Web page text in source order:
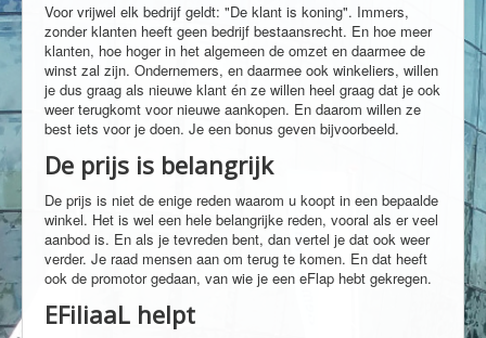
Voor vrijwel elk bedrijf geldt: "De klant is koning". Immers,
zonder klanten heeft geen bedrijf bestaansrecht. En hoe meer
klanten, hoe hoger in het algemeen de omzet en daarmee de
winst zal zijn. Ondernemers, en daarmee ook winkeliers, willen
je dus graag als nieuwe klant én ze willen heel graag dat je ook
weer terugkomt voor nieuwe aankopen. En daarom willen ze
best iets voor je doen. Je een bonus geven bijvoorbeeld.
De prijs is belangrijk
De prijs is niet de enige reden waarom u koopt in een bepaalde
winkel. Het is wel een hele belangrijke reden, vooral als er veel
aanbod is. En als je tevreden bent, dan vertel je dat ook weer
verder. Je raad mensen aan om terug te komen. En dat heeft
ook de promotor gedaan, van wie je een eFlap hebt gekregen.
EFiliaaL helpt